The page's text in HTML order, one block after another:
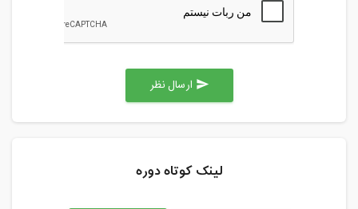
send
لینک کوتاه دوره